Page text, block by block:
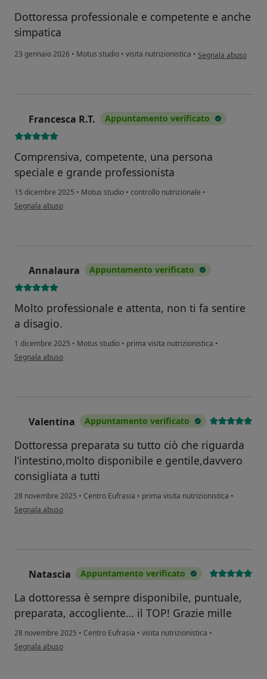
Dottoressa professionale e competente e anche
simpatica
23 gennaio 2026 • Motus studio • visita nutrizionistica • secondo l'opinione
Segnala abuso
Francesca R.T. Appuntamento verificato
Comprensiva, competente, una persona
speciale e grande professionista
15 dicembre 2025 • Motus studio • controllo nutrizionale •
secondo l'opinione dell'utente Francesca R.T.
Segnala abuso
Annalaura Appuntamento verificato
Molto professionale e attenta, non ti fa sentire
a disagio.
1 dicembre 2025 • Motus studio • prima visita nutrizionistica •
secondo l'opinione dell'utente Annalaura
Segnala abuso
Valentina Appuntamento verificato
Dottoressa preparata su tutto ciò che riguarda
l’intestino,molto disponibile e gentile,davvero
consigliata a tutti
28 novembre 2025 • Centro Eufrasia • prima visita nutrizionistica •
secondo l'opinione dell'utente Valentina
Segnala abuso
Natascia Appuntamento verificato
La dottoressa è sempre disponibile, puntuale,
preparata, accogliente… il TOP! Grazie mille
28 novembre 2025 • Centro Eufrasia • visita nutrizionistica •
secondo l'opinione dell'utente Natascia
Segnala abuso